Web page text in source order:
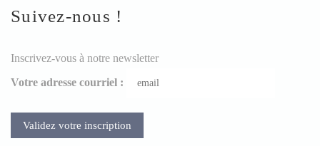
Suivez-nous !
Inscrivez-vous à notre newsletter
Votre adresse courriel :